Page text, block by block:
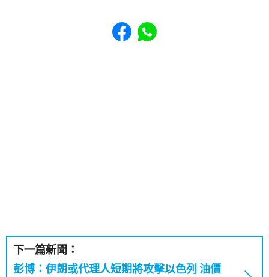
Share to Facebook
Share to WhatsApp
下一篇新聞：
彭博：伊朗或代理人短期將攻擊以色列 油價